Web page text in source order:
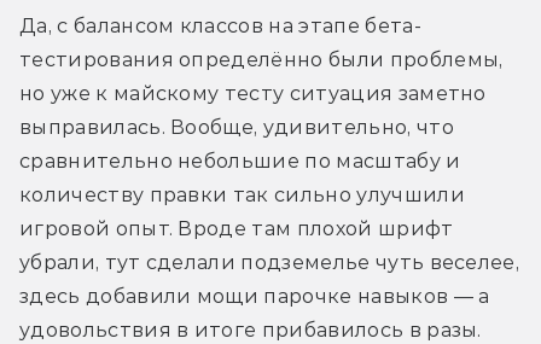
Да, с балансом классов на этапе бета-
тестирования определённо были проблемы,
но уже к майскому тесту ситуация заметно
выправилась. Вообще, удивительно, что
сравнительно небольшие по масштабу и
количеству правки так сильно улучшили
игровой опыт. Вроде там плохой шрифт
убрали, тут сделали подземелье чуть веселее,
здесь добавили мощи парочке навыков — а
удовольствия в итоге прибавилось в разы.